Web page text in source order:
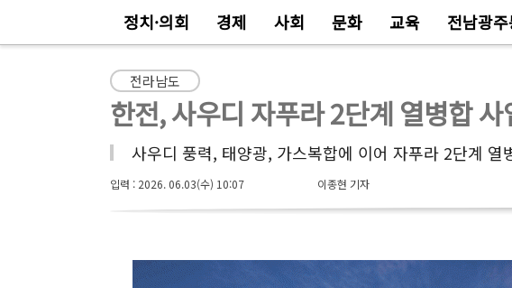
정치·의회 경제 사회 문화 교육 전남광
전라남도
한전, 사우디 자푸라 2단계 열병합
사우디 풍력, 태양광, 가스복합에 이어 자푸라 2단계 열
입력 : 2026. 06.03(수) 10:07 이종현 기자